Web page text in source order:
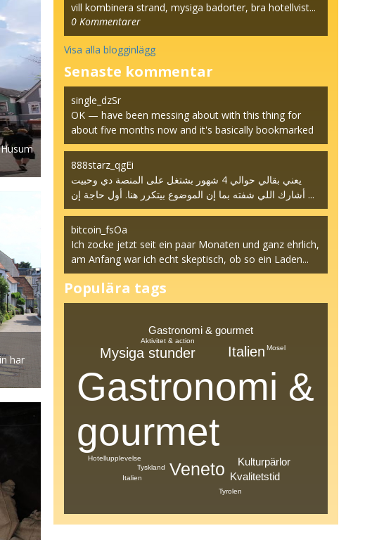
har
vill kombinera strand, mysiga badorter, bra hotellvist...
0 Kommentarer
Visa alla blogginlägg
Senaste kommentar
single_dzSr
OK — have been messing about with this thing for
about five months now and it's basically bookmarked
at t...
888starz_qgEi
يعني بقالي حوالي 4 شهور بشتغل على المنصة دي وحبيت
أشارك اللي شفته بما إن الموضوع بيتكرر هنا. أول حاجة إن ...
bitcoin_fsOa
Ich zocke jetzt seit ein paar Monaten und ganz ehrlich,
am Anfang war ich echt skeptisch, ob so ein Laden...
Populära tags
Gastronomi &
gourmet
Veneto
Italien
Mysiga stunder
Gastronomi & gourmet
Kvalitetstid
Kulturpärlor
Aktivitet & action
Hotellupplevelse
Tyskland
Italien
Tyrolen
Mosel